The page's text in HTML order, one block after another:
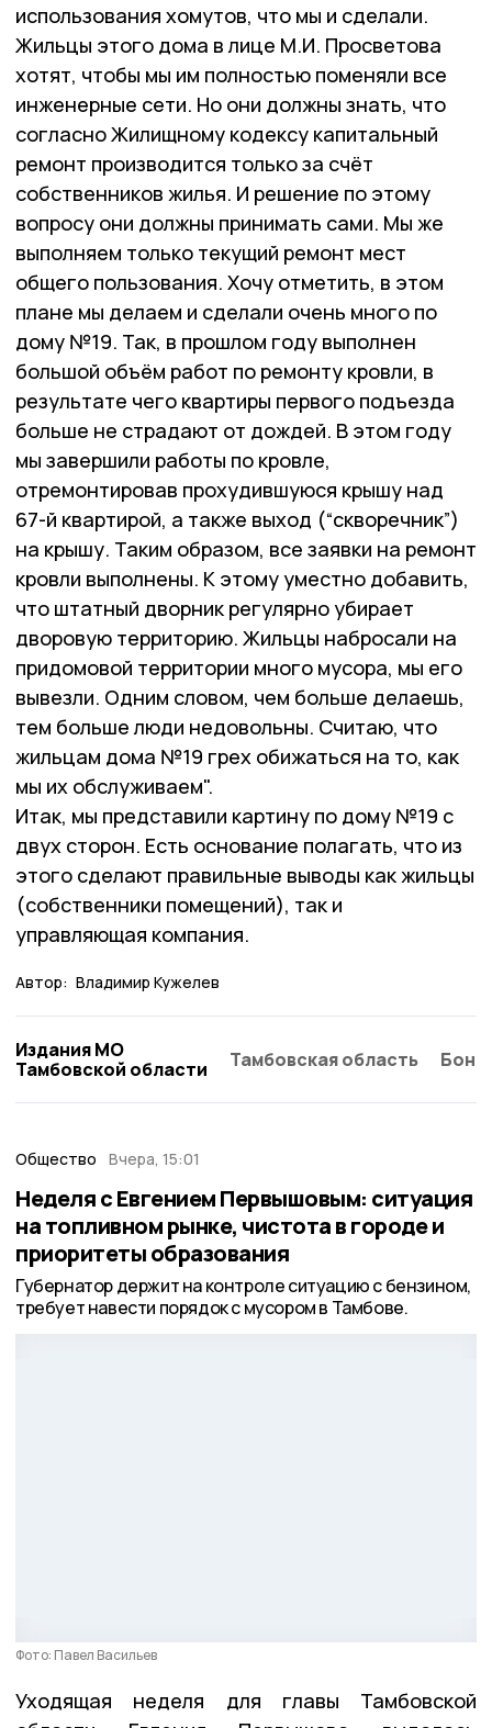
использования хомутов, что мы и сделали.
Жильцы этого дома в лице М.И. Просветова
хотят, чтобы мы им полностью поменяли все
инженерные сети. Но они должны знать, что
согласно Жилищному кодексу капитальный
ремонт производится только за счёт
собственников жилья. И решение по этому
вопросу они должны принимать сами. Мы же
выполняем только текущий ремонт мест
общего пользования. Хочу отметить, в этом
плане мы делаем и сделали очень много по
дому №19. Так, в прошлом году выполнен
большой объём работ по ремонту кровли, в
результате чего квартиры первого подъезда
больше не страдают от дождей. В этом году
мы завершили работы по кровле,
отремонтировав прохудившуюся крышу над
67-й квартирой, а также выход (“скворечник”)
на крышу. Таким образом, все заявки на ремонт
кровли выполнены. К этому уместно добавить,
что штатный дворник регулярно убирает
дворовую территорию. Жильцы набросали на
придомовой территории много мусора, мы его
вывезли. Одним словом, чем больше делаешь,
тем больше люди недовольны. Считаю, что
жильцам дома №19 грех обижаться на то, как
мы их обслуживаем".
Итак, мы представили картину по дому №19 с
двух сторон. Есть основание полагать, что из
этого сделают правильные выводы как жильцы
(собственники помещений), так и
управляющая компания.
Автор: Владимир Кужелев
Издания МО
Тамбовской области
Тамбовская область
Общество Вчера, 15:01
Неделя с Евгением Первышовым: ситуация
на топливном рынке, чистота в городе и
приоритеты образования
Губернатор держит на контроле ситуацию с бензином,
требует навести порядок с мусором в Тамбове.
Фото: Павел Васильев
Уходящая неделя для главы Тамбовской